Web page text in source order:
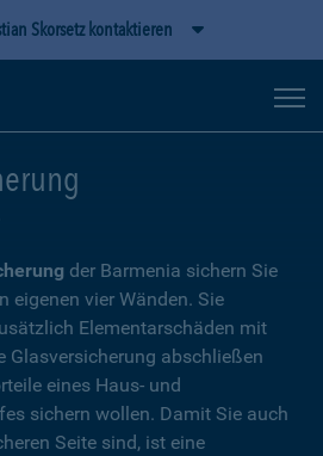
Skorsetz kontaktieren
der Barmenia sichern Sie
eigenen vier Wänden. Sie
Elementarschäden mit
Glasversicherung abschließen
eines Haus- und
sichern wollen. Damit Sie auch
Seite sind, ist eine